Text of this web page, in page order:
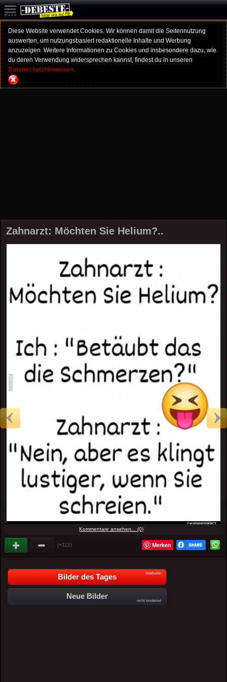
Diese Website verwendet Cookies. Wir können damit die Seitennutzung
auswerten, um nutzungsbasiert redaktionelle Inhalte und Werbung
anzuzeigen. Weitere Informationen zu Cookies und insbesondere dazu, wie
du deren Verwendung widersprechen kannst, findest du in unseren
Datenschutzhinweisen.
Zahnarzt: Möchten Sie Helium?..
Kommentare ansehen... (0)
(+112) Merken
Bilder des Tages Startseite
Neue Bilder
nicht moderiert